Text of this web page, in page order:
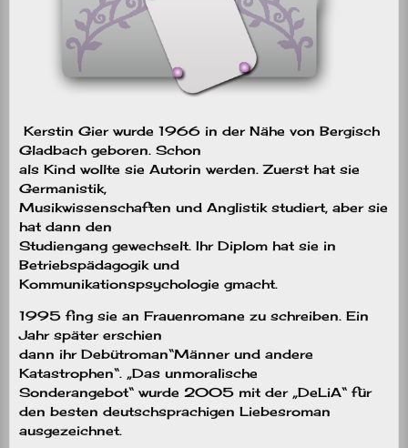
Kerstin Gier wurde 1966 in der Nähe von Bergisch
Gladbach geboren. Schon
als Kind wollte sie Autorin werden. Zuerst hat sie
Germanistik,
Musikwissenschaften und Anglistik studiert, aber sie
hat dann den
Studiengang gewechselt. Ihr Diplom hat sie in
Betriebspädagogik und
Kommunikationspsychologie gmacht.
1995 fing sie an Frauenromane zu schreiben. Ein
Jahr später erschien
dann ihr Debütroman“Männer und andere
Katastrophen“. „Das unmoralische
Sonderangebot“ wurde 2005 mit der „DeLiA“ für
den besten deutschsprachigen Liebesroman
ausgezeichnet.